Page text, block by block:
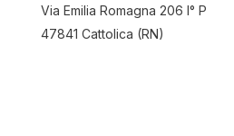
Via Emilia Romagna 206 I° P
47841 Cattolica (RN)